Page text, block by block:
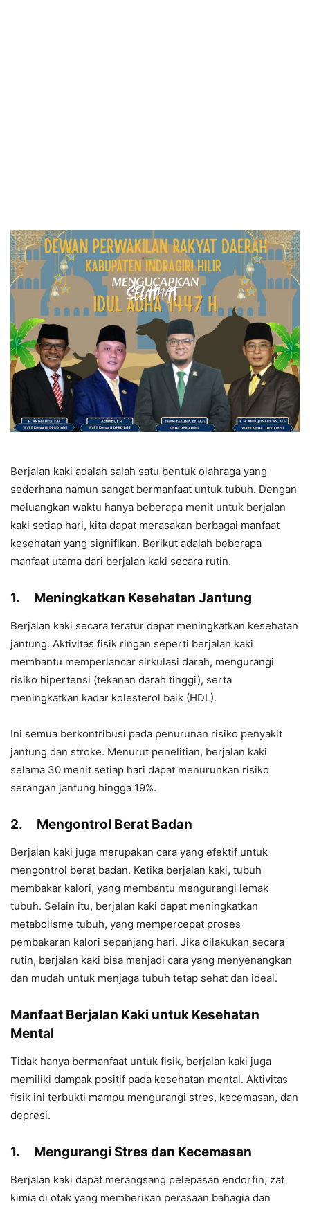
Berjalan kaki adalah salah satu bentuk olahraga yang
sederhana namun sangat bermanfaat untuk tubuh. Dengan
meluangkan waktu hanya beberapa menit untuk berjalan
kaki setiap hari, kita dapat merasakan berbagai manfaat
kesehatan yang signifikan. Berikut adalah beberapa
manfaat utama dari berjalan kaki secara rutin.
1. Meningkatkan Kesehatan Jantung
Berjalan kaki secara teratur dapat meningkatkan kesehatan
jantung. Aktivitas fisik ringan seperti berjalan kaki
membantu memperlancar sirkulasi darah, mengurangi
risiko hipertensi (tekanan darah tinggi), serta
meningkatkan kadar kolesterol baik (HDL).
Ini semua berkontribusi pada penurunan risiko penyakit
jantung dan stroke. Menurut penelitian, berjalan kaki
selama 30 menit setiap hari dapat menurunkan risiko
serangan jantung hingga 19%.
2. Mengontrol Berat Badan
Berjalan kaki juga merupakan cara yang efektif untuk
mengontrol berat badan. Ketika berjalan kaki, tubuh
membakar kalori, yang membantu mengurangi lemak
tubuh. Selain itu, berjalan kaki dapat meningkatkan
metabolisme tubuh, yang mempercepat proses
pembakaran kalori sepanjang hari. Jika dilakukan secara
rutin, berjalan kaki bisa menjadi cara yang menyenangkan
dan mudah untuk menjaga tubuh tetap sehat dan ideal.
Manfaat Berjalan Kaki untuk Kesehatan
Mental
Tidak hanya bermanfaat untuk fisik, berjalan kaki juga
memiliki dampak positif pada kesehatan mental. Aktivitas
fisik ini terbukti mampu mengurangi stres, kecemasan, dan
depresi.
1. Mengurangi Stres dan Kecemasan
Berjalan kaki dapat merangsang pelepasan endorfin, zat
kimia di otak yang memberikan perasaan bahagia dan